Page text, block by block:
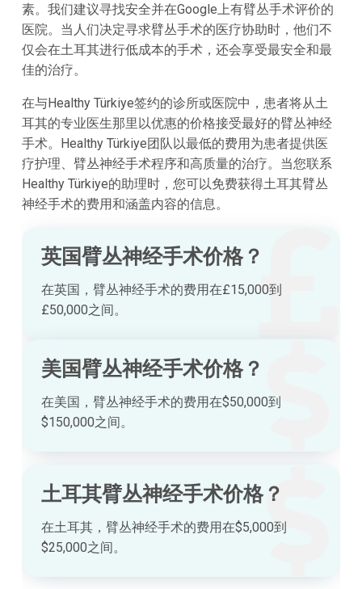
素。我们建议寻找安全并在Google上有臂丛手术评价的
医院。当人们决定寻求臂丛手术的医疗协助时，他们不
仅会在土耳其进行低成本的手术，还会享受最安全和最
佳的治疗。
在与Healthy Türkiye签约的诊所或医院中，患者将从土
耳其的专业医生那里以优惠的价格接受最好的臂丛神经
手术。Healthy Türkiye团队以最低的费用为患者提供医
疗护理、臂丛神经手术程序和高质量的治疗。当您联系
Healthy Türkiye的助理时，您可以免费获得土耳其臂丛
神经手术的费用和涵盖内容的信息。
英国臂丛神经手术价格？
在英国，臂丛神经手术的费用在£15,000到
£50,000之间。
美国臂丛神经手术价格？
在美国，臂丛神经手术的费用在$50,000到
$150,000之间。
土耳其臂丛神经手术价格？
在土耳其，臂丛神经手术的费用在$5,000到
$25,000之间。